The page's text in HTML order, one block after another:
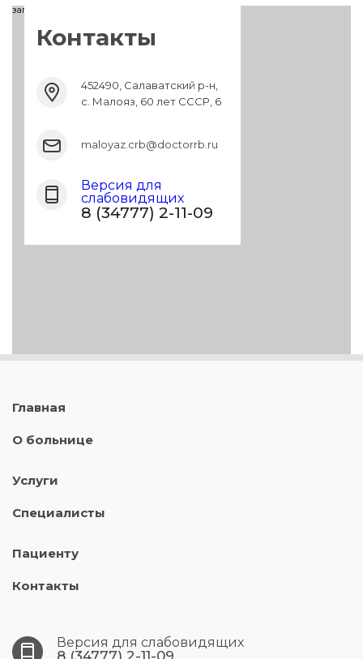
загрузка карты...
Контакты
452490, Салаватский р-н,
с. Малояз, 60 лет СССР, 6
maloyaz.crb@doctorrb.ru
Версия для
слабовидящих
8 (34777) 2-11-09
Главная
О больнице
Услуги
Специалисты
Пациенту
Контакты
Версия для слабовидящих